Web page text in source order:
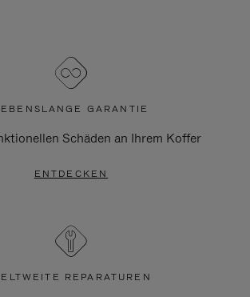
GARANTIE
Schäden an Ihrem Koffer
ENTDECKEN
REPARATUREN